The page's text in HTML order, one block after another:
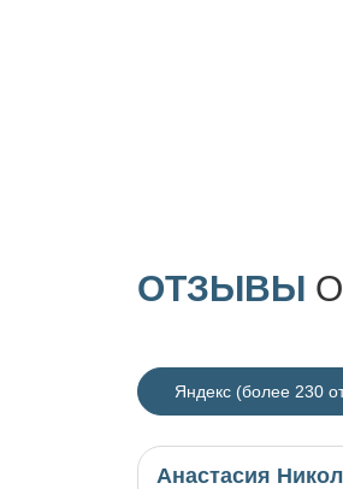
ОТЗЫВЫ
Яндекс (более 230
Анастасия